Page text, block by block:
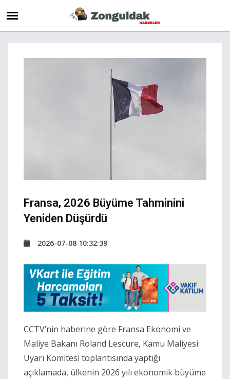
Fransa, 2026 Büyüme Tahminini
Yeniden Düşürdü
2026-07-08 10:32:39
CCTV’nin haberine göre Fransa Ekonomi ve
Maliye Bakanı Roland Lescure, Kamu Maliyesi
Uyarı Komitesi toplantısında yaptığı
açıklamada, ülkenin 2026 yılı ekonomik büyüme